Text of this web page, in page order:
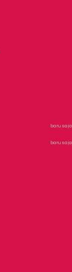
baru saja
baru saja